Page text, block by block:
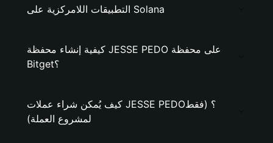
التطبيقات اللامركزية على Solana
كيفية إنشاء محفظة JESSE PEDO على محفظة
Bitget؟
كيف يُمكن شراء عملات JESSE PEDO؟ (فقط
لمشروع العملة)